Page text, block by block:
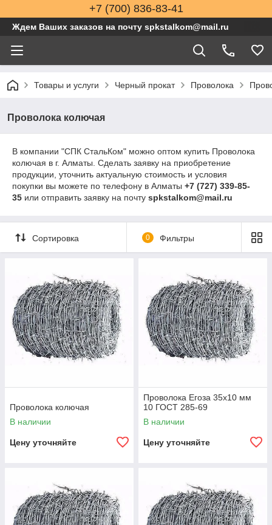
+7 (700) 836-83-41
Ждем Ваших заказов на почту spkstalkom@mail.ru
Товары и услуги Черный прокат Проволока
Проволока колючая
В компании "СПК СтальКом" можно оптом купить Проволока
колючая в г. Алматы. Сделать заявку на приобретение
продукции, уточнить актуальную стоимость и условия
покупки вы можете по телефону в Алматы +7 (727) 339-85-
35 или отправить заявку на почту spkstalkom@mail.ru
Сортировка 0 Фильтры
Проволока колючая
В наличии
Цену уточняйте
Проволока Егоза 35x10 мм
10 ГОСТ 285-69
В наличии
Цену уточняйте